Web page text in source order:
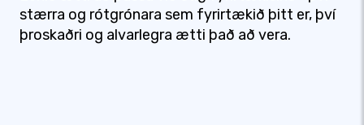
stærra og rótgrónara sem fyrirtækið þitt er, því
þroskaðri og alvarlegra ætti það að vera.